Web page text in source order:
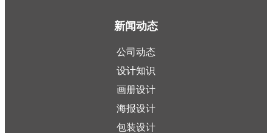
新闻动态
公司动态
设计知识
画册设计
海报设计
包装设计